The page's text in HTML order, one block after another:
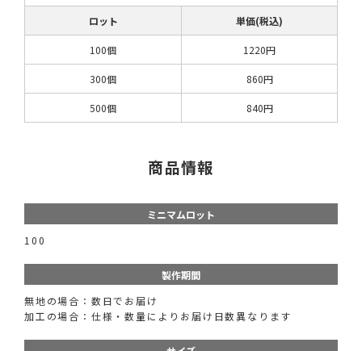
ロット 単価(税込)
100個 1220円
300個 860円
500個 840円
商品情報
ミニマムロット
100
製作期間
無地の場合：数日でお届け
加工の場合：仕様・数量によりお届け日数異なります